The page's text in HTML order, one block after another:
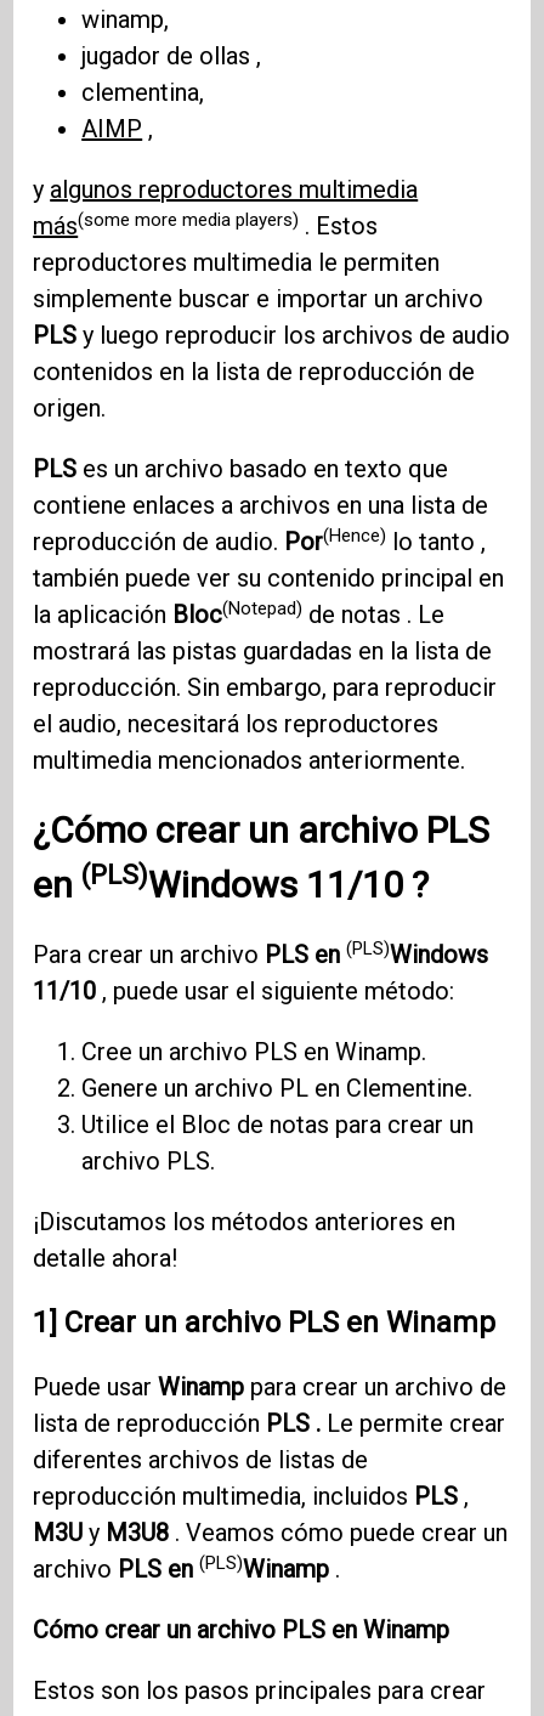
winamp,
jugador de ollas ,
clementina,
AIMP ,
y algunos reproductores multimedia
más(some more media players) . Estos
reproductores multimedia le permiten
simplemente buscar e importar un archivo
PLS y luego reproducir los archivos de audio
contenidos en la lista de reproducción de
origen.
PLS es un archivo basado en texto que
contiene enlaces a archivos en una lista de
reproducción de audio. Por(Hence) lo tanto ,
también puede ver su contenido principal en
la aplicación Bloc(Notepad) de notas . Le
mostrará las pistas guardadas en la lista de
reproducción. Sin embargo, para reproducir
el audio, necesitará los reproductores
multimedia mencionados anteriormente.
¿Cómo crear un archivo PLS
en (PLS)Windows 11/10 ?
Para crear un archivo PLS en(PLS)Windows
11/10 , puede usar el siguiente método:
Cree un archivo PLS en Winamp.
Genere un archivo PL en Clementine.
Utilice el Bloc de notas para crear un
archivo PLS.
¡Discutamos los métodos anteriores en
detalle ahora!
1] Crear un archivo PLS en Winamp
Puede usarWinamp para crear un archivo de
lista de reproducción PLS . Le permite crear
diferentes archivos de listas de
reproducción multimedia, incluidos PLS ,
M3U y M3U8 . Veamos cómo puede crear un
archivo PLS en(PLS)Winamp .
Cómo crear un archivo PLS en Winamp
Estos son los pasos principales para crear